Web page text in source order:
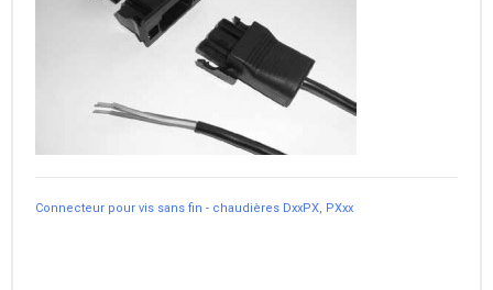
Connecteur pour vis sans fin - chaudières DxxPX, PXxx